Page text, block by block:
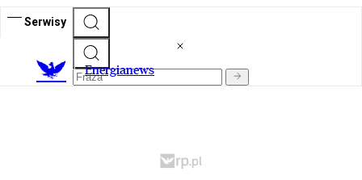
Serwisy
Energianews